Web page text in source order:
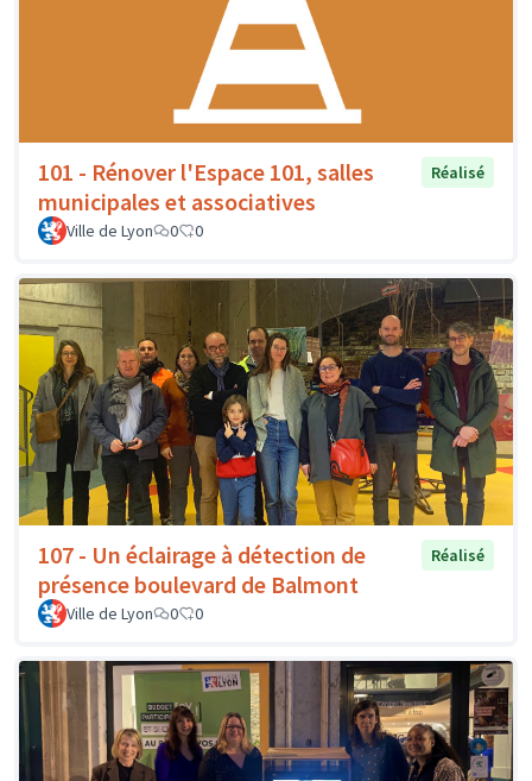
101 - Rénover l'Espace 101, salles
municipales et associatives
Réalisé
Ville de Lyon 0 0
107 - Un éclairage à détection de
présence boulevard de Balmont
Réalisé
Ville de Lyon 0 0